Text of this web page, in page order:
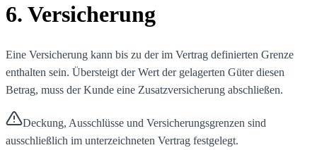
6. Versicherung
Eine Versicherung kann bis zu der im Vertrag definierten Grenze
enthalten sein. Übersteigt der Wert der gelagerten Güter diesen
Betrag, muss der Kunde eine Zusatzversicherung abschließen.
Deckung, Ausschlüsse und Versicherungsgrenzen sind
ausschließlich im unterzeichneten Vertrag festgelegt.